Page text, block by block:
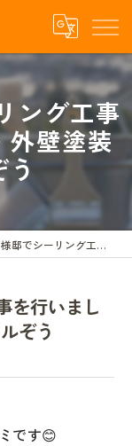
ング工事
外壁塗装
事を行いました｜屋根・外壁塗装工事中｜ヌルぞう
を行いまし
ぞう
です😊